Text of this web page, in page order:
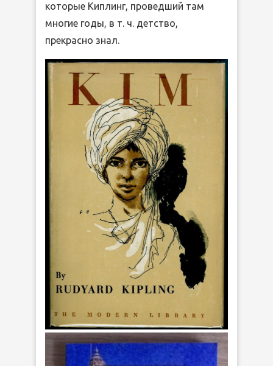
которые Киплинг, проведший там
многие годы, в т. ч. детство,
прекрасно знал.